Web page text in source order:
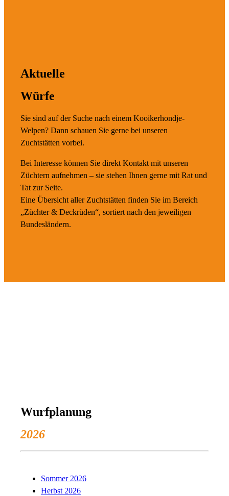
Aktuelle
Würfe
Sie sind auf der Suche nach einem Kooikerhondje-
Welpen? Dann schauen Sie gerne bei unseren
Zuchtstätten vorbei.
Bei Interesse können Sie direkt Kontakt mit unseren
Züchtern aufnehmen – sie stehen Ihnen gerne mit Rat und
Tat zur Seite.
Eine Übersicht aller Zuchtstätten finden Sie im Bereich
„Züchter & Deckrüden“, sortiert nach den jeweiligen
Bundesländern.
Wurfplanung
2026
Sommer 2026
Herbst 2026